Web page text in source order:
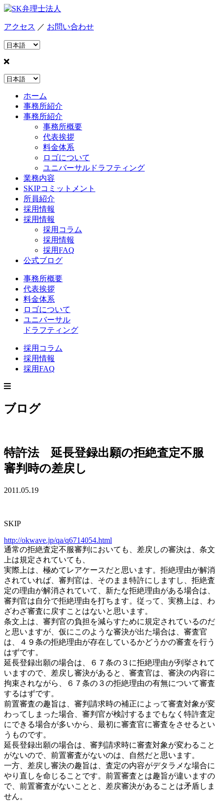
アクセス ／ お問い合わせ
ホーム
事務所紹介
事務所紹介
事務所概要
代表挨拶
料金体系
ロゴについて
ユニバーサルドラフティング
業務内容
SKIPコミットメント
所員紹介
採用情報
採用情報
採用コラム
採用情報
採用FAQ
公式ブログ
事務所概要
代表挨拶
料金体系
ロゴについて
ユニバーサル
ドラフティング
採用コラム
採用情報
採用FAQ
ブログ
特許法 延長登録出願の拒絶査定不服
審判時の差戻し
2011.05.19
SKIP
http://okwave.jp/qa/q6714054.html
通常の拒絶査定不服審判においても、差戻しの審決は、条文
上は規定されていても、
実際上は、極めてレアケースだと思います。拒絶理由が解消
されていれば、審判官は、そのまま特許にしますし、拒絶査
定の理由が解消されていて、新たな拒絶理由がある場合は、
審判官は自分で拒絶理由を打ちます。従って、実務上は、わ
ざわざ審査に戻すことはないと思います。
条文上は、審判官の負担を減らすために規定されているのだ
と思いますが、仮にこのような審決が出た場合は、審査官
は、４９条の拒絶理由が存在しているかどうかの審査を行う
はずです。
延長登録出願の場合は、６７条の３に拒絶理由が列挙されて
いますので、差戻し審決があると、審査官は、審決の内容に
拘束されながら、６７条の３の拒絶理由の有無について審査
するはずです。
前置審査の趣旨は、審判請求時の補正によって審査対象が変
わってしまった場合、審判官が検討するまでもなく特許査定
にできる場合が多いから、最初に審査官に審査をさせるとい
うものです。
延長登録出願の場合は、審判請求時に審査対象が変わること
がないので、前置審査がないのは、自然だと思います。
一方、差戻し審決の趣旨は、査定の内容がデタラメな場合に
やり直しを命じることです。前置審査とは趣旨が違いますの
で、前置審査がないことと、差戻審決があることは矛盾しま
せん。